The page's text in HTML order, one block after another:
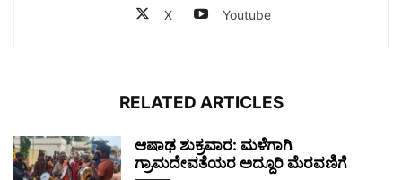
X Youtube
RELATED ARTICLES
ಆಷಾಢ ಶುಕ್ರವಾರ: ಮಳೆಗಾಗಿ
ಗ್ರಾಮದೇವತೆಯರ ಅದ್ದೂರಿ ಮೆರವಣಿಗೆ